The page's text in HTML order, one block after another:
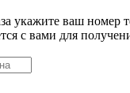
укажите ваш номер
с вами для